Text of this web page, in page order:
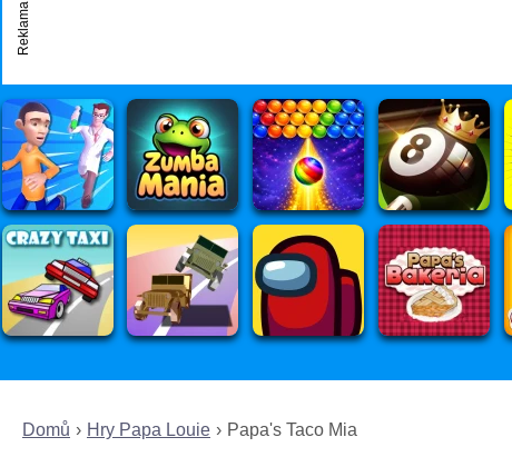
Domů Hry Papa Louie Papa's Taco Mia
Reklama